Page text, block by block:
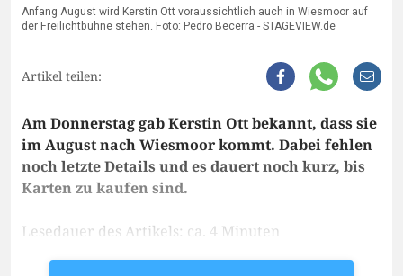
Anfang August wird Kerstin Ott voraussichtlich auch in Wiesmoor auf
der Freilichtbühne stehen. Foto: Pedro Becerra - STAGEVIEW.de
Artikel teilen:
Am Donnerstag gab Kerstin Ott bekannt, dass sie
im August nach Wiesmoor kommt. Dabei fehlen
noch letzte Details und es dauert noch kurz, bis
Karten zu kaufen sind.
Lesedauer des Artikels: ca. 4 Minuten